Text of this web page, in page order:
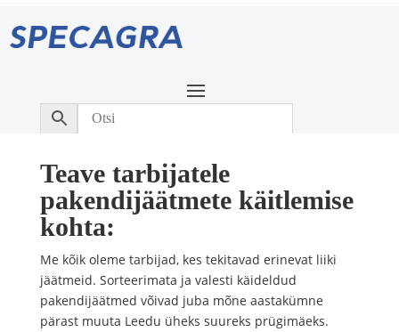
Teave tarbijatele
pakendijäätmete käitlemise
kohta:
Me kõik oleme tarbijad, kes tekitavad erinevat liiki
jäätmeid. Sorteerimata ja valesti käideldud
pakendijäätmed võivad juba mõne aastakümne
pärast muuta Leedu üheks suureks prügimäeks.